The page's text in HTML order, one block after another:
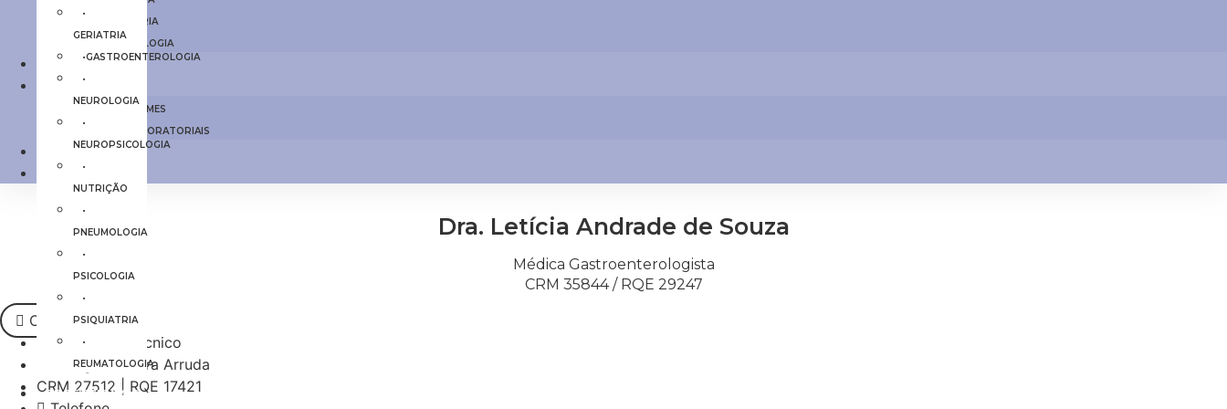
•
GERIATRIA
•GASTROENTEROLOGIA
•
NEUROLOGIA
•
NEUROPSICOLOGIA
•
NUTRIÇÃO
•
PNEUMOLOGIA
•
PSICOLOGIA
•
PSIQUIATRIA
•
REUMATOLOGIA
PROFISSIONAIS
• PSIQUIATRIA
• REUMATOLOGIA
TODOS EXAMES
EXAMES LABORATORIAIS
Dra. Letícia Andrade de Souza
Médica Gastroenterologista
CRM 35844 / RQE 29247
Currículo
Responsável Técnico
Dr. Diêgo Moreira Arruda
CRM 27512 | RQE 17421